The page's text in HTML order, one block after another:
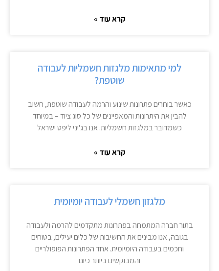
קרא עוד »
למי מתאימות מלגזות חשמליות לעבודה
שוטפת?
כאשר בוחרים פתרונות שינוע והרמה לעבודה שוטפת, חשוב
להבין את היתרונות והמאפיינים של כל סוג ציוד – במיוחד
כשמדובר במלגזות חשמליות. אנו בג'יני ליפט ישראל
קרא עוד »
מלגזון חשמלי לעבודה יומיומית
בתור חברה המתמחה בפתרונות מתקדמים להרמה ולעבודה
בגובה, אנו מבינים את החשיבות של כלים יעילים, בטוחים
וחכמים בעבודה היומיומית. אחד הפתרונות הפופולריים
והמבוקשים ביותר כיום